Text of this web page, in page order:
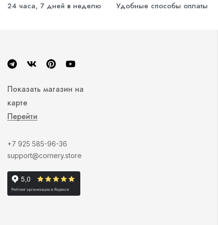
24 часа, 7 дней в неделю Удобные способы оплаты
Показать магазин на
карте
Перейти
+7 925 585-96-36
support@cornery.store